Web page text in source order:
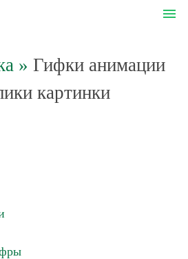
menu
» Гифки анимации
картинки